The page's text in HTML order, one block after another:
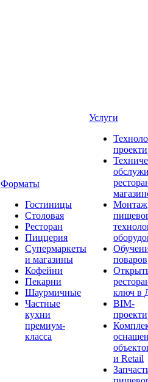
Форматы
Гостиницы
Столовая
Ресторан
Пиццерия
Супермаркеты
и магазины
Кофейни
Пекарни
Шаурмичные
Частные
кухни
премиум-
класса
Услуги
Монтаж
поваров
ключ в
BIM-
и Retail